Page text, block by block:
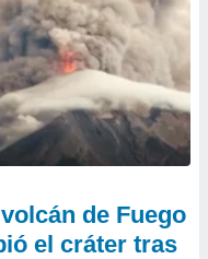
de Fuego
el cráter tras